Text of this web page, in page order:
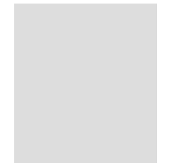
Culotte